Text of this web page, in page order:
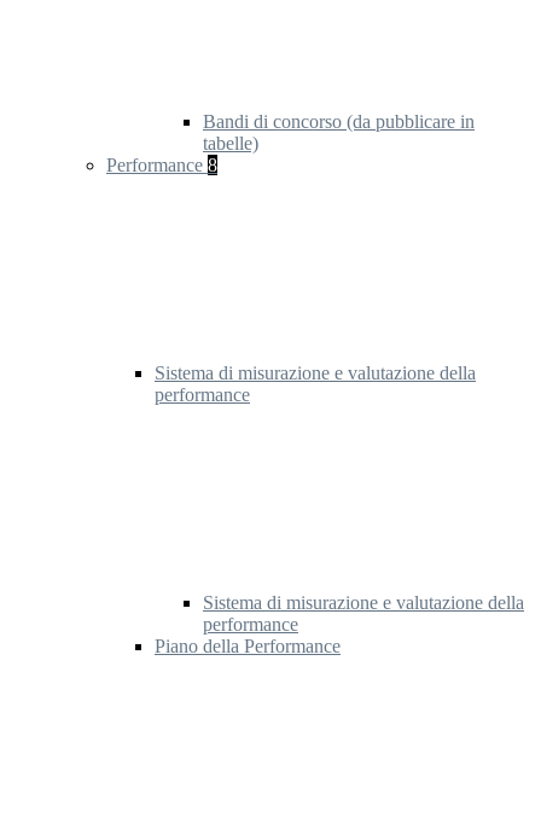
Bandi di concorso (da pubblicare in
tabelle)
Performance 8
Sistema di misurazione e valutazione della
performance
Sistema di misurazione e valutazione della
performance
Piano della Performance